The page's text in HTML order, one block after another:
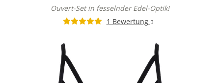
Ouvert-Set in fesselnder Edel-Optik!
1 Bewertung